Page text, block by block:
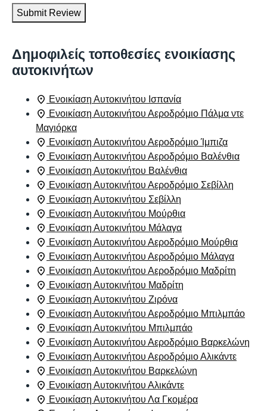
Submit Review
Δημοφιλείς τοποθεσίες ενοικίασης
αυτοκινήτων
Ενοικίαση Αυτοκινήτου Ισπανία
Ενοικίαση Αυτοκινήτου Αεροδρόμιο Πάλμα ντε
Μαγιόρκα
Ενοικίαση Αυτοκινήτου Αεροδρόμιο Ίμπιζα
Ενοικίαση Αυτοκινήτου Αεροδρόμιο Βαλένθια
Ενοικίαση Αυτοκινήτου Βαλένθια
Ενοικίαση Αυτοκινήτου Αεροδρόμιο Σεβίλλη
Ενοικίαση Αυτοκινήτου Σεβίλλη
Ενοικίαση Αυτοκινήτου Μούρθια
Ενοικίαση Αυτοκινήτου Μάλαγα
Ενοικίαση Αυτοκινήτου Αεροδρόμιο Μούρθια
Ενοικίαση Αυτοκινήτου Αεροδρόμιο Μάλαγα
Ενοικίαση Αυτοκινήτου Αεροδρόμιο Μαδρίτη
Ενοικίαση Αυτοκινήτου Μαδρίτη
Ενοικίαση Αυτοκινήτου Ζιρόνα
Ενοικίαση Αυτοκινήτου Αεροδρόμιο Μπιλμπάο
Ενοικίαση Αυτοκινήτου Μπιλμπάο
Ενοικίαση Αυτοκινήτου Αεροδρόμιο Βαρκελώνη
Ενοικίαση Αυτοκινήτου Αεροδρόμιο Αλικάντε
Ενοικίαση Αυτοκινήτου Βαρκελώνη
Ενοικίαση Αυτοκινήτου Αλικάντε
Ενοικίαση Αυτοκινήτου Λα Γκομέρα